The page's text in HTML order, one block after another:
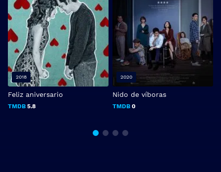
Feliz aniversario
TMDB 5.8
2018
Nido de víboras
TMDB 0
2020